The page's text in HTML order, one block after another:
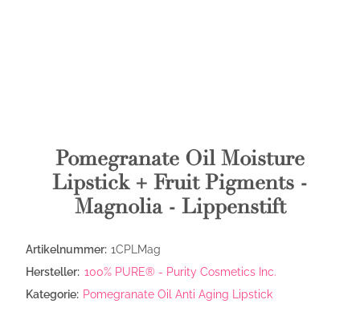
Pomegranate Oil Moisture
Lipstick + Fruit Pigments -
Magnolia - Lippenstift
Artikelnummer: 1CPLMag
Hersteller: 100% PURE® - Purity Cosmetics Inc.
Kategorie: Pomegranate Oil Anti Aging Lipstick